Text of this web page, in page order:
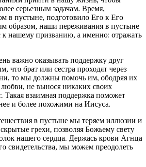
серьезным задачам. Время,
в пустыне, подготовило Его к Его
образом, наши переживания в пустыне
к нашему призванию, а именно: отражать
важно оказывать поддержку друг
что брат или сестра проходят через
то мы должны помочь им, ободряя их
не вынося никаких своих
Такая взаимная поддержка поможет
и более похожими на Иисуса.
в пустыне мы теряем иллюзии и
грехи, позволяя Божьему свету
нашего сердца. Держась крови Агнца
свидетельства, мы можем преодолеть